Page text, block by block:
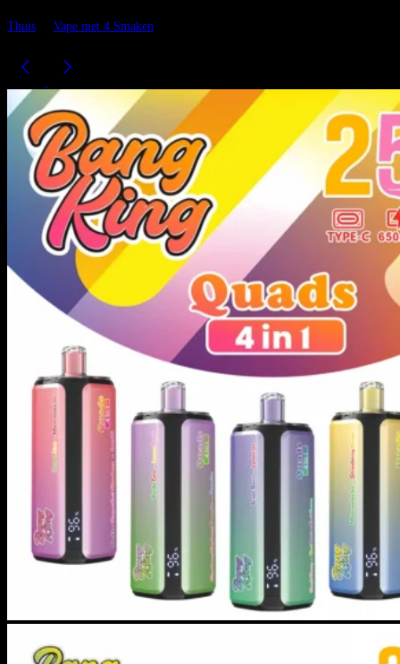
Thuis Vape met 4 Smaken